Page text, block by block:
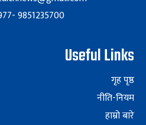
9851235700
Useful Links
गृह पृष्ठ
नीति-नियम
हाम्रो बारे